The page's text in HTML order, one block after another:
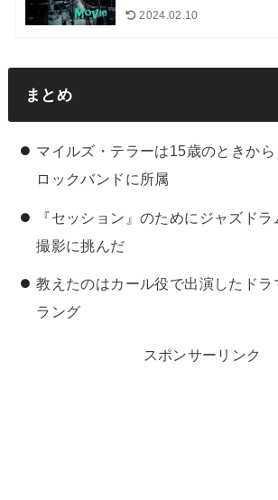
2024.02.10
まとめ
マイルズ・テラーは15歳のときから
ロックバンドに所属
『セッション』のためにジャズド
撮影に挑んだ
教えたのはカール役で出演したドラ
ラング
スポンサーリンク